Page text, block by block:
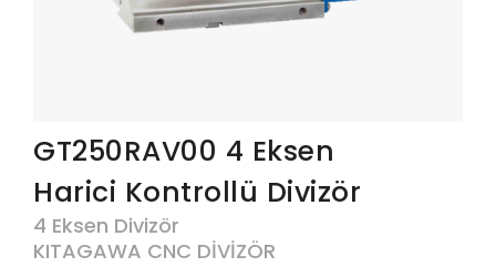
GT250RAV00 4 Eksen
Harici Kontrollü Divizör
4 Eksen Divizör
KITAGAWA CNC DİVİZÖR